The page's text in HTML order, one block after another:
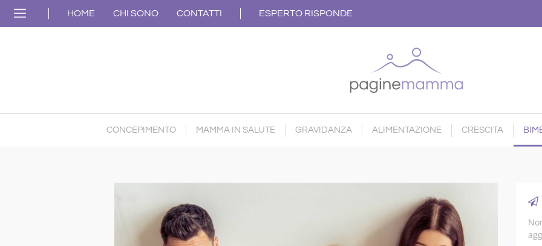
HOME CHI SONO CONTATTI ESPERTO RISPONDE
CONCEPIMENTO MAMMA IN SALUTE GRAVIDANZA ALIMENTAZIONE CRESCITA